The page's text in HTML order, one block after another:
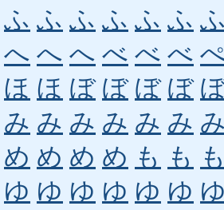
ふ ふ ふ ふ ふ ふ
へ へ へ べ べ べ
ほ ほ ぼ ぼ ぼ ぼ
み み み み み み
め め め め も も
ゆ ゆ ゆ ゆ ゆ ゆ